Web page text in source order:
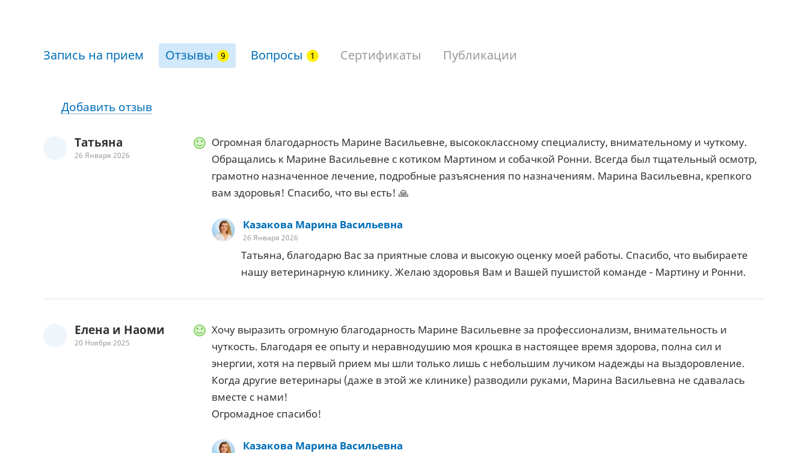
Запись на прием Отзывы Вопросы Сертификаты Публикации
Добавить отзыв
Татьяна
26 Января 2026
Огромная благодарность Марине Васильевне, высококлассному специалисту, внимательному и чуткому.
Обращались к Марине Васильевне с котиком Мартином и собачкой Ронни. Всегда был тщательный осмотр,
грамотно назначенное лечение, подробные разъяснения по назначениям. Марина Васильевна, крепкого
вам здоровья! Спасибо, что вы есть! 🙏
Казакова Марина Васильевна
26 Января 2026
Татьяна, благодарю Вас за приятные слова и высокую оценку моей работы. Спасибо, что выбираете
нашу ветеринарную клинику. Желаю здоровья Вам и Вашей пушистой команде - Мартину и Ронни.
Елена и Наоми
20 Ноября 2025
Хочу выразить огромную благодарность Марине Васильевне за профессионализм, внимательность и
чуткость. Благодаря ее опыту и неравнодушию моя крошка в настоящее время здорова, полна сил и
энергии, хотя на первый прием мы шли только лишь с небольшим лучиком надежды на выздоровление.
Когда другие ветеринары (даже в этой же клинике) разводили руками, Марина Васильевна не сдавалась
вместе с нами!
Огромадное спасибо!
Казакова Марина Васильевна